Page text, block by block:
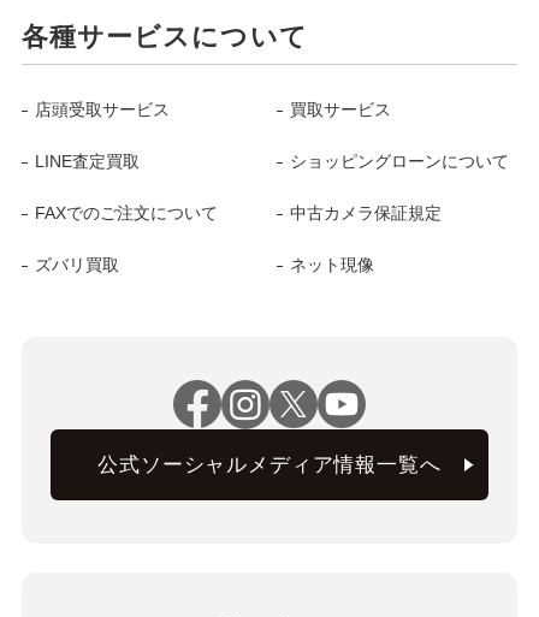
各種サービスについて
店頭受取サービス 買取サービス
LINE査定買取 ショッピングローンについて
FAXでのご注文について 中古カメラ保証規定
ズバリ買取 ネット現像
公式ソーシャルメディア情報一覧へ